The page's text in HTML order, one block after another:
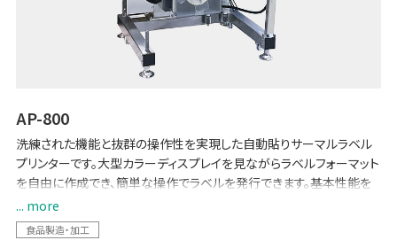
AP-800
洗練された機能と抜群の操作性を実現した自動貼りサーマルラベル
プリンターです。大型カラーディスプレイを見ながらラベルフォーマット
を自由に作成でき、簡単な操作でラベルを発行できます。基本性能を
徹底的に磨き上げ、さらに正確・効率的な運用が可能になった他、清
掃しやすい機構や省スペース化にも配慮しました。
... more
食品製造・加工